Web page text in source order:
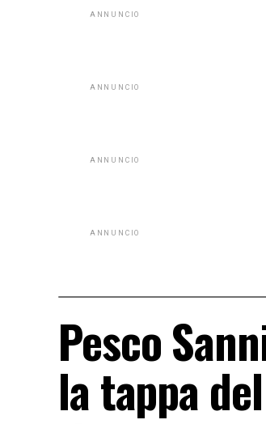
ANNUNCIO
ANNUNCIO
ANNUNCIO
ANNUNCIO
Pesco
la tappa